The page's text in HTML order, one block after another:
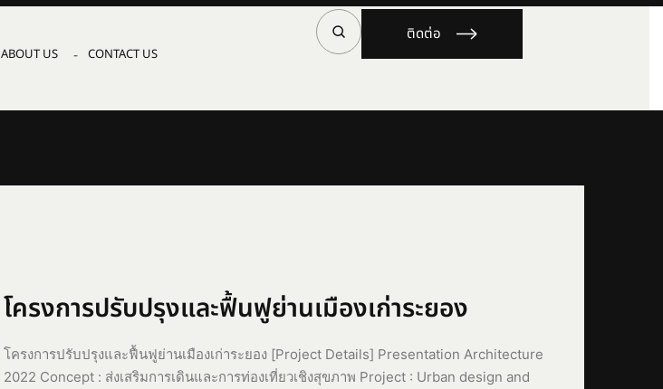
ABOUT US CONTACT US
ติดต่อ
โครงการปรับปรุงและฟื้นฟูย่านเมืองเก่าระยอง
โครงการปรับปรุงและฟื้นฟูย่านเมืองเก่าระยอง [Project Details] Presentation Architecture
2022 Concept : ส่งเสริมการเดินและการท่องเที่ยวเชิงสุขภาพ Project : Urban design and